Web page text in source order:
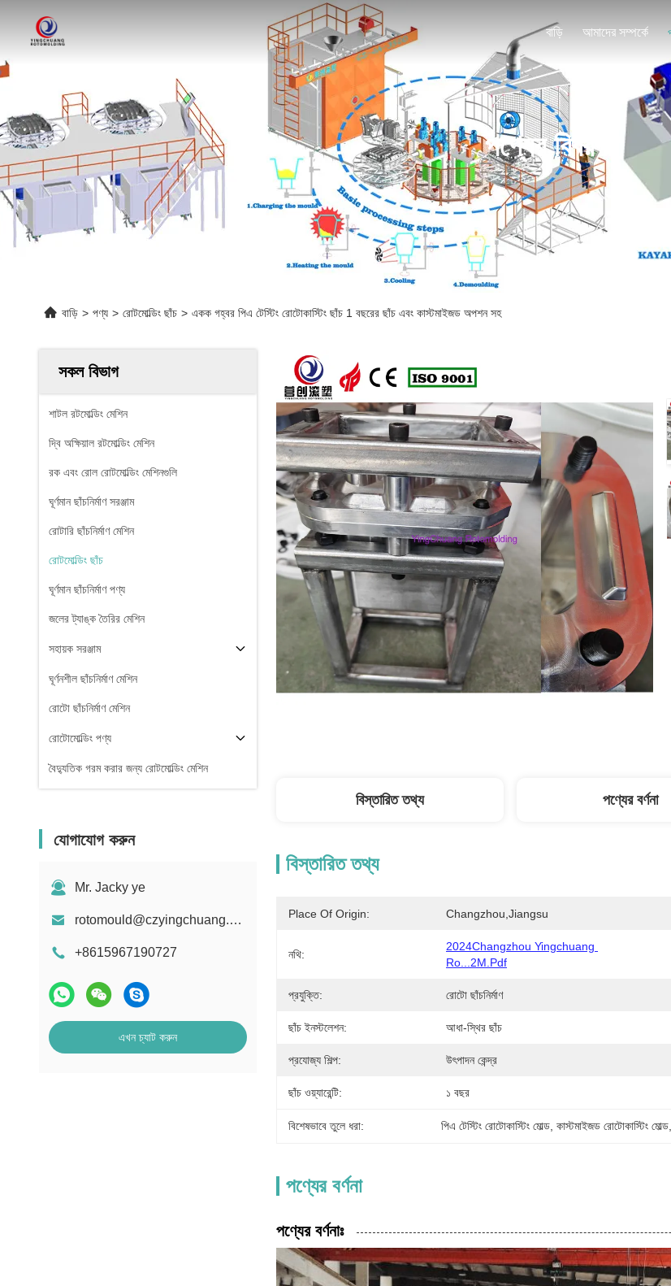
বাড়ি আমাদের সম্পর্কে
পণ্যের বিবরণ
বাড়ি > পণ্য > রোটমোল্ডিং ছাঁচ > একক গহ্বর পিএ টেস্টিং রোটোকাস্টিং ছাঁচ 1 বছরের ছাঁচ এবং কাস্টমাইজড অপশন সহ
সকল বিভাগ
শাটল রটমোল্ডিং মেশিন
দ্বি অক্ষিয়াল রটমোল্ডিং মেশিন
রক এবং রোল রোটমোল্ডিং মেশিনগুলি
ঘূর্ণমান ছাঁচনির্মাণ সরঞ্জাম
রোটারি ছাঁচনির্মাণ মেশিন
রোটমোল্ডিং ছাঁচ
ঘূর্ণমান ছাঁচনির্মাণ পণ্য
জলের ট্যাঙ্ক তৈরির মেশিন
সহায়ক সরঞ্জাম
ঘূর্ণনশীল ছাঁচনির্মাণ মেশিন
রোটো ছাঁচনির্মাণ মেশিন
রোটোমোল্ডিং পণ্য
বৈদ্যুতিক গরম করার জন্য রোটমোল্ডিং মেশিন
যোগাযোগ করুন
Mr. Jacky ye
rotomould@czyingchuang.com
+8615967190727
এখন চ্যাট করুন
বিস্তারিত তথ্য পণ্যের বর্ণনা
বিস্তারিত তথ্য
Place Of Origin: Changzhou,jiangsu
নথি:
2024Changzhou Yingchuang
Ro...2M.pdf
প্রযুক্তি: রোটো ছাঁচনির্মাণ
ছাঁচ ইনস্টলেশন: আধা-স্থির ছাঁচ
প্রযোজ্য শিল্প: উৎপাদন কেন্দ্র
ছাঁচ ওয়্যারেন্টি: ১ বছর
বিশেষভাবে তুলে ধরা: পিএ টেস্টিং রোটোকাস্টিং মোল্ড , কাস্টমাইজড রোটোকাস্টিং মোল্ড
পণ্যের বর্ণনা
পণ্যের বর্ণনাঃ